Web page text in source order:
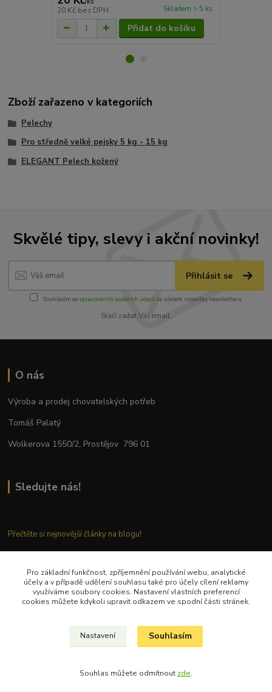
20 Kč bez DPH Skladem > 5 ks
Přidat do košíku
Zboží zařazeno v kategoriích
Pelechy
Pro středně velké pejsky 5 kg - 15 kg
ELEGANT Pelech kožený
Skvělé tipy, slevy i akční novinky!
Přihlásit se
Souhlasím se zpracováním osobních údajůza účelem rozesílky newsletteru.
Stačí zadat Váš email.
O nás
Výroba a prodej chovatelských potřeb
Tomáš Palatý
Wolkerova 1550/2, Prostějov 796 01
Sledujte nás!
Přečtěte si nejnovější články na blogu!
Kontaktujte nás
Tel.: + 420 777 282 683
© Copyright 2018 – 2024 Palkar.cz
Pro základní funkčnost, zpříjemnění používání webu, analytické
účely a v případě udělení souhlasu také pro účely cílení reklamy
využíváme soubory cookies. Nastavení vlastních preferencí
cookies můžete kdykoli upravit odkazem ve spodní části stránek.
Nastavení Souhlasím
Souhlas můžete odmítnout zde.